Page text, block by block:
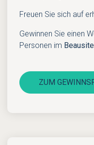
Freuen Sie sich auf
Gewinnen Sie einen
Personen im
ZUM